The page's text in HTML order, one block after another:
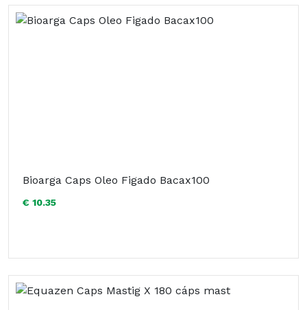
Bioarga Caps Oleo Figado Bacax100
€ 10.35